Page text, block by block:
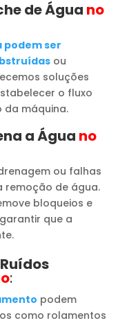
de Água no
podem ser
ou
soluções
o fluxo
da máquina.
a Água no
ou falhas
remoção de água.
bloqueios e
que a
:
podem
como rolamentos